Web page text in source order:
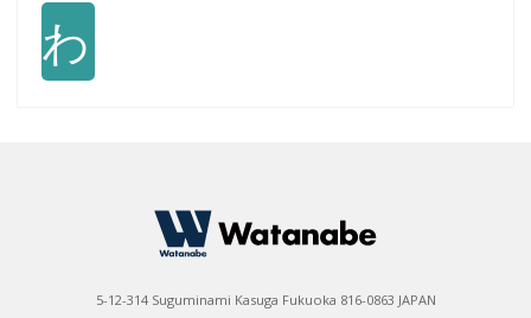
わ
5-12-314 Suguminami Kasuga Fukuoka 816-0863 JAPAN